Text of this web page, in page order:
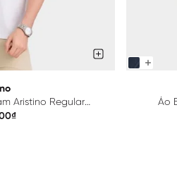
Aristino Regular
Áo